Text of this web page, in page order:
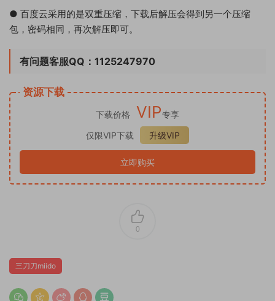
● 百度云采用的是双重压缩，下载后解压会得到另一个压缩
包，密码相同，再次解压即可。
有问题客服QQ：1125247970
资源下载
下载价格 VIP专享
仅限VIP下载
升级VIP
立即购买
0
三刀刀miido